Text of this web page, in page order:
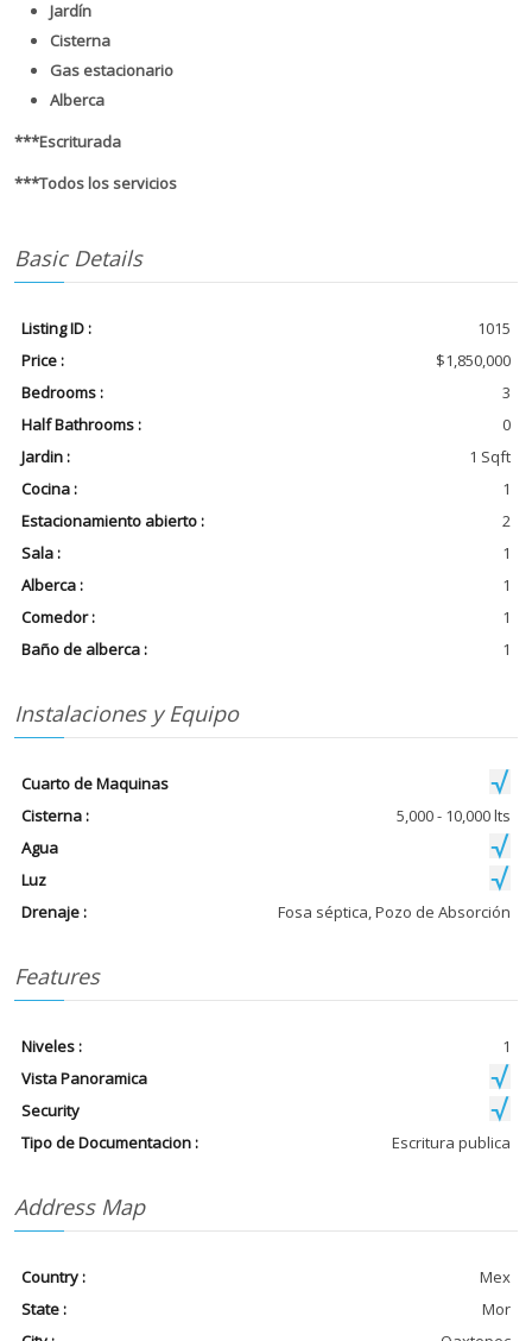
Jardín
Cisterna
Gas estacionario
Alberca
***Escriturada
***Todos los servicios
Basic Details
Listing ID :
1015
Price :
$1,850,000
Bedrooms :
3
Half Bathrooms :
0
Jardin :
1 Sqft
Cocina :
1
Estacionamiento abierto :
2
Sala :
1
Alberca :
1
Comedor :
1
Baño de alberca :
1
Instalaciones y Equipo
Cuarto de Maquinas
Cisterna :
5,000 - 10,000 lts
Agua
Luz
Drenaje :
Fosa séptica, Pozo de Absorción
Features
Niveles :
1
Vista Panoramica
Security
Tipo de Documentacion :
Escritura publica
Address Map
Country :
Mex
State :
Mor